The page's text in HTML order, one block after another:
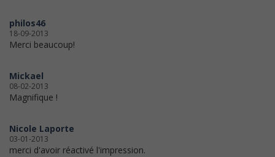
philos46
18-09-2013
Merci beaucoup!
Mickael
08-02-2013
Magnifique !
Nicole Laporte
03-01-2013
merci d'avoir réactivé l'impression.